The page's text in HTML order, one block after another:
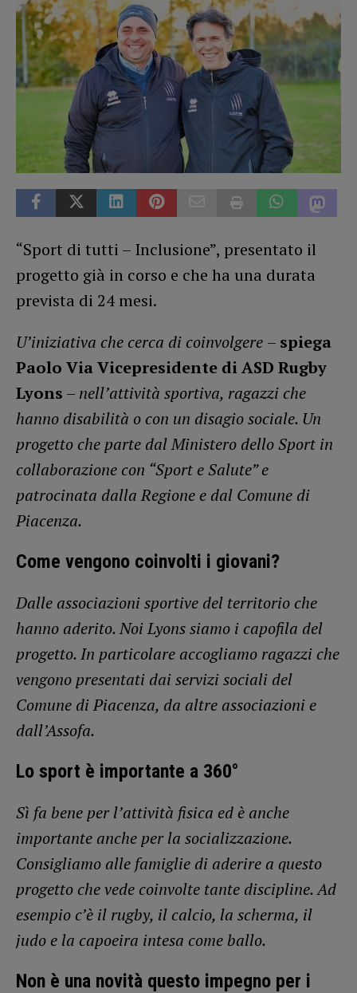
“Sport di tutti – Inclusione”, presentato il
progetto già in corso e che ha una durata
prevista di 24 mesi.
U’iniziativa che cerca di coinvolgere – spiega
Paolo Via Vicepresidente di ASD Rugby
Lyons – nell’attività sportiva, ragazzi che
hanno disabilità o con un disagio sociale. Un
progetto che parte dal Ministero dello Sport in
collaborazione con “Sport e Salute” e
patrocinata dalla Regione e dal Comune di
Piacenza.
Come vengono coinvolti i giovani?
Dalle associazioni sportive del territorio che
hanno aderito. Noi Lyons siamo i capofila del
progetto. In particolare accogliamo ragazzi che
vengono presentati dai servizi sociali del
Comune di Piacenza, da altre associazioni e
dall’Assofa.
Lo sport è importante a 360°
Sì fa bene per l’attività fisica ed è anche
importante anche per la socializzazione.
Consigliamo alle famiglie di aderire a questo
progetto che vede coinvolte tante discipline. Ad
esempio c’è il rugby, il calcio, la scherma, il
judo e la capoeira intesa come ballo.
Non è una novità questo impegno per i